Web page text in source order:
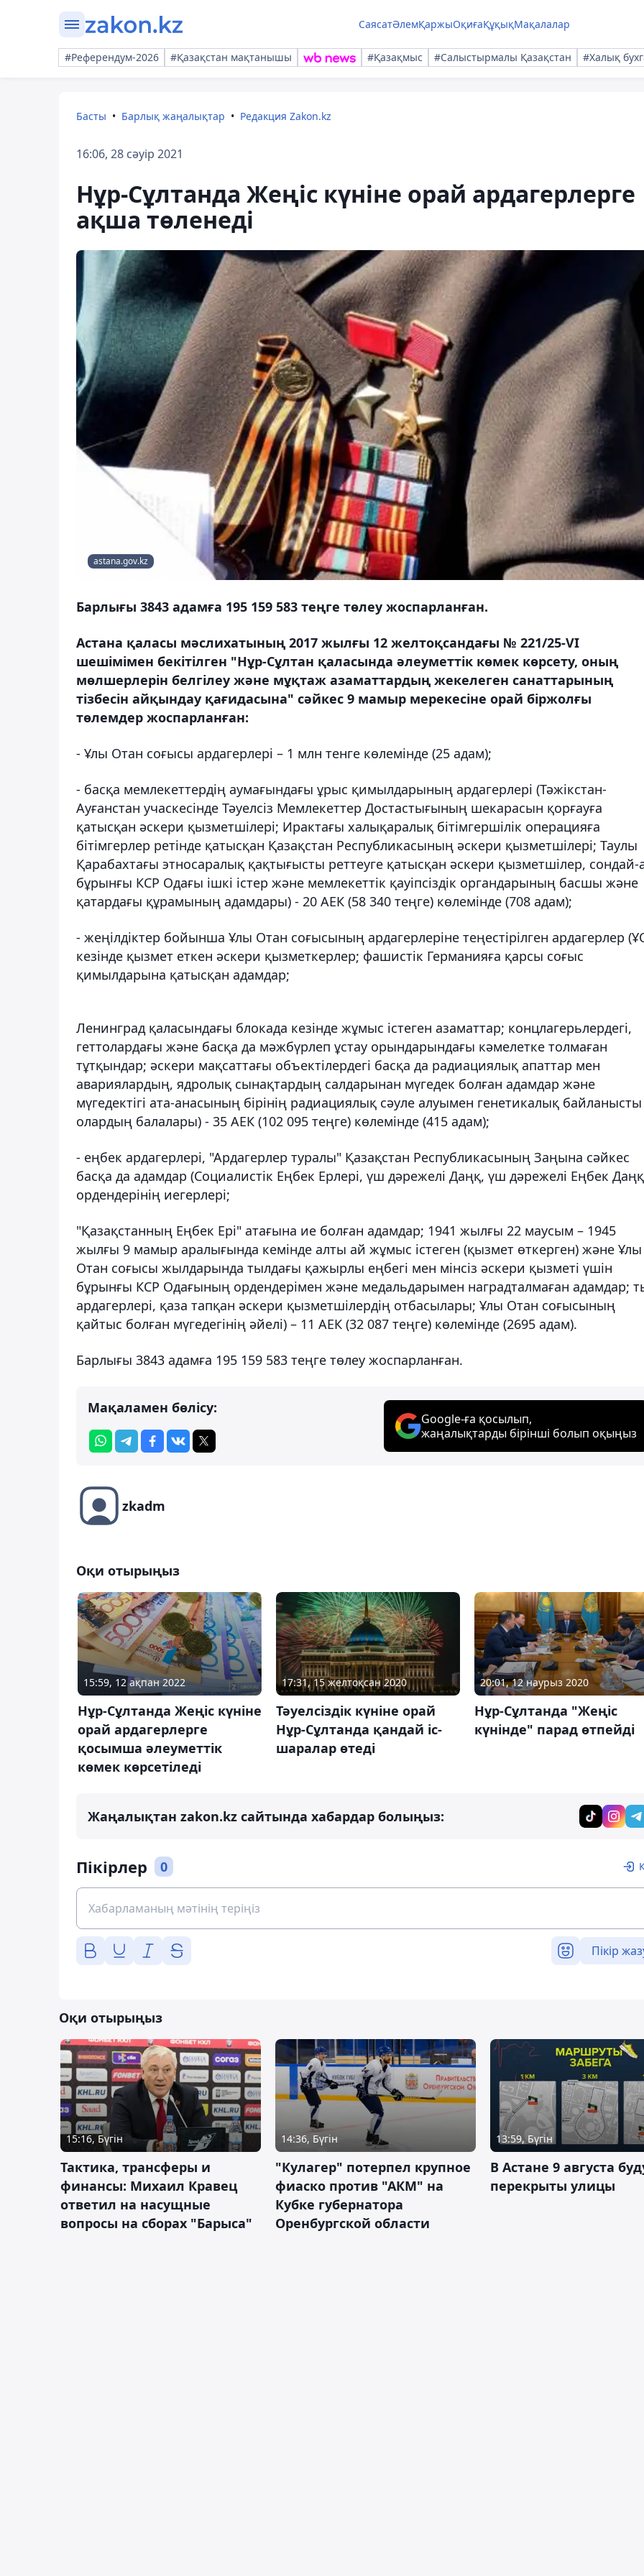
СаясатӘлемҚаржыОқиғаҚұқықМақалалар
#Референдум-2026 #Қазақстан мақтанышы #Қазақмыс #Салыстырмалы Қазақстан #Халық
Басты Барлық жаңалықтар Редакция Zakon.kz
16:06, 28 сәуір 2021
Нұр-Сұлтанда Жеңіс күніне орай ардагерлерге
ақша төленеді
astana.gov.kz
Барлығы 3843 адамға 195 159 583 теңге төлеу жоспарланған.
Астана қаласы мәслихатының 2017 жылғы 12 желтоқсандағы № 221/25-VI
шешімімен бекітілген "Нұр-Сұлтан қаласында әлеуметтік көмек көрсету, оның
мөлшерлерін белгілеу және мұқтаж азаматтардың жекелеген санаттарының
тізбесін айқындау қағидасына" сәйкес 9 мамыр мерекесіне орай біржолғы
төлемдер жоспарланған:
- Ұлы Отан соғысы ардагерлері – 1 млн тенге көлемінде (25 адам);
- басқа мемлекеттердiң аумағындағы ұрыс қимылдарының ардагерлері (Тәжікстан-
Ауғанстан учаскесінде Тәуелсіз Мемлекеттер Достастығының шекарасын қорғауға
қатысқан әскери қызметшілері; Ирактағы халықаралық бітімгершілік операцияға
бітімгерлер ретінде қатысқан Қазақстан Республикасының әскери қызметшілері; Таулы
Қарабахтағы этносаралық қақтығысты реттеуге қатысқан әскери қызметшілер, сондай-
бұрынғы КСР Одағы ішкі істер және мемлекеттік қауіпсіздік органдарының басшы және
қатардағы құрамының адамдары) - 20 АЕК (58 340 теңге) көлемінде (708 адам);
- жеңілдіктер бойынша Ұлы Отан соғысының ардагерлеріне теңестірілген ардагерлер
кезінде қызмет еткен әскери қызметкерлер; фашистік Германияға қарсы соғыс
қимылдарына қатысқан адамдар;
Ленинград қаласындағы блокада кезінде жұмыс істеген азаматтар; концлагерьлердегі,
геттолардағы және басқа да мәжбүрлеп ұстау орындарындағы кәмелетке толмаған
тұтқындар; әскери мақсаттағы объектiлердегi басқа да радиациялық апаттар мен
авариялардың, ядролық сынақтардың салдарынан мүгедек болған адамдар және
мүгедектігі ата-анасының бiрiнiң радиациялық сәуле алуымен генетикалық байланысты
олардың балалары) - 35 АЕК (102 095 теңге) көлемінде (415 адам);
- еңбек ардагерлері, "Ардагерлер туралы" Қазақстан Республикасының Заңына сәйкес
басқа да адамдар (Социалистік Еңбек Ерлері, үш дәрежелі Даңқ, үш дәрежелі Еңбек
ордендерінің иегерлері;
"Қазақстанның Еңбек Ері" атағына ие болған адамдар; 1941 жылғы 22 маусым – 1945
жылғы 9 мамыр аралығында кемiнде алты ай жұмыс iстеген (қызмет өткерген) және Ұлы
Отан соғысы жылдарында тылдағы қажырлы еңбегi мен мiнсiз әскери қызметі үшін
бұрынғы КСР Одағының ордендерiмен және медальдарымен наградталмаған адамдар;
ардагерлері, қаза тапқан әскери қызметшілердің отбасылары; Ұлы Отан соғысының
қайтыс болған мүгедегінiң әйелі) – 11 АЕК (32 087 теңге) көлемінде (2695 адам).
Барлығы 3843 адамға 195 159 583 теңге төлеу жоспарланған.
Мақаламен бөлісу:
Google-ға қосылып,
жаңалықтарды бірінші болып оқыңыз
zkadm
Оқи отырыңыз
15:59, 12 ақпан 2022
Нұр-Сұлтанда Жеңіс күніне
орай ардагерлерге
қосымша әлеуметтік
көмек көрсетіледі
17:31, 15 желтоқсан 2020
Тәуелсіздік күніне орай
Нұр-Сұлтанда қандай іс-
шаралар өтеді
20:01, 12 наурыз 2020
Нұр-Сұлтанда "Жеңіс
күнінде" парад өтпейді
Жаңалықтан zakon.kz сайтында хабардар болыңыз:
Пікірлер 0
Пікір
Оқи отырыңыз
15:16, Бүгін
Тактика, трансферы и
финансы: Михаил Кравец
ответил на насущные
вопросы на сборах "Барыса"
14:36, Бүгін
"Кулагер" потерпел крупное
фиаско против "АКМ" на
Кубке губернатора
Оренбургской области
13:59, Бүгін
В Астане 9 августа
перекрыты улицы